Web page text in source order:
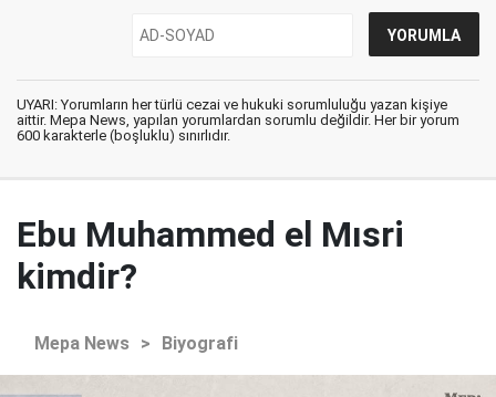
UYARI: Yorumların her türlü cezai ve hukuki sorumluluğu yazan kişiye
aittir. Mepa News, yapılan yorumlardan sorumlu değildir. Her bir yorum
600 karakterle (boşluklu) sınırlıdır.
Ebu Muhammed el Mısri
kimdir?
Mepa News > Biyografi